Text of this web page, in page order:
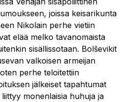
joissa keisarikunta
Nikolain perhe vietiin
elää melko tavanomaista
sisällissotaan. Bolševikit
valkoisen armeijan
perhe teloitettiin
jälkeiset tapahtumat
monenlaisia huhuja ja